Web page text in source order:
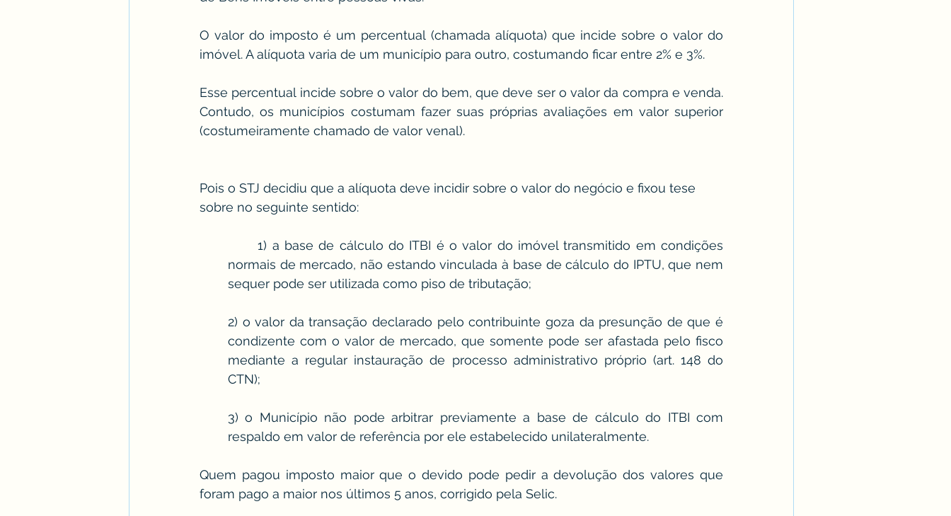
O valor do imposto é um percentual (chamada alíquota) que incide sobre o valor do
imóvel. A alíquota varia de um município para outro, costumando ficar entre 2% e 3%.
Esse percentual incide sobre o valor do bem, que deve ser o valor da compra e venda.
Contudo, os municípios costumam fazer suas próprias avaliações em valor superior
(costumeiramente chamado de valor venal).
Pois o STJ decidiu que a alíquota deve incidir sobre o valor do negócio e fixou tese
sobre no seguinte sentido:
	1) a base de cálculo do ITBI é o valor do imóvel transmitido em condições
normais de mercado, não estando vinculada à base de cálculo do IPTU, que nem
sequer pode ser utilizada como piso de tributação;
2) o valor da transação declarado pelo contribuinte goza da presunção de que é
condizente com o valor de mercado, que somente pode ser afastada pelo fisco
mediante a regular instauração de processo administrativo próprio (art. 148 do
CTN);
3) o Município não pode arbitrar previamente a base de cálculo do ITBI com
respaldo em valor de referência por ele estabelecido unilateralmente.
Quem pagou imposto maior que o devido pode pedir a devolução dos valores que
foram pago a maior nos últimos 5 anos, corrigido pela Selic.